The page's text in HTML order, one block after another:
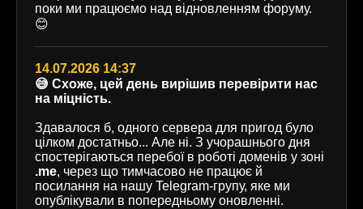
поки ми працюємо над відновленням форуму.
😊
14.07.2026 14:37
😅 Схоже, цей день вирішив перевірити нас
на міцність.
Здавалося б, одного сервера для пригод було
цілком достатньо... Але ні. З учорашнього дня
спостерігаються перебої в роботі доменів у зоні
.me, через що тимчасово не працює й
посилання на нашу Telegram-групу, яке ми
опублікували в попередньому оновленні.